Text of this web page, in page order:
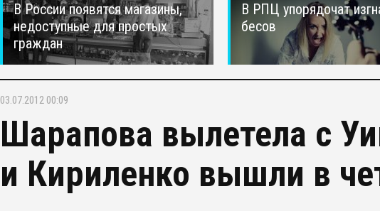
В России появятся магазины,
недоступные для простых
граждан
В РПЦ упорядочат
бесов
03.07.2012 00:09
Шарапова вылетела с
и Кириленко вышли в